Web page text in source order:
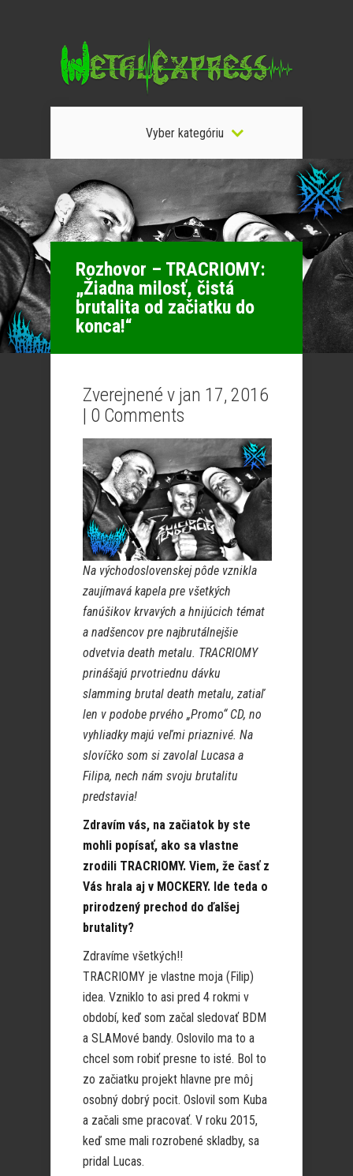
Vyber kategóriu
Rozhovor – TRACRIOMY:
„Žiadna milosť, čistá
brutalita od začiatku do
konca!“
Zverejnené v jan 17, 2016
| 0 Comments
Na východoslovenskej pôde vznikla
zaujímavá kapela pre všetkých
fanúšikov krvavých a hnijúcich témat
a nadšencov pre najbrutálnejšie
odvetvia death metalu. TRACRIOMY
prinášajú prvotriednu dávku
slamming brutal death metalu, zatiaľ
len v podobe prvého „Promo“ CD, no
vyhliadky majú veľmi priaznivé. Na
slovíčko som si zavolal Lucasa a
Filipa, nech nám svoju brutalitu
predstavia!
Zdravím vás, na začiatok by ste
mohli popísať, ako sa vlastne
zrodili TRACRIOMY. Viem, že časť z
Vás hrala aj v MOCKERY. Ide teda o
prirodzený prechod do ďalšej
brutality?
Zdravíme všetkých!!
TRACRIOMY je vlastne moja (Filip)
idea. Vzniklo to asi pred 4 rokmi v
období, keď som začal sledovať BDM
a SLAMové bandy. Oslovilo ma to a
chcel som robiť presne to isté. Bol to
zo začiatku projekt hlavne pre môj
osobný dobrý pocit. Oslovil som Kuba
a začali sme pracovať. V roku 2015,
keď sme mali rozrobené skladby, sa
pridal Lucas.